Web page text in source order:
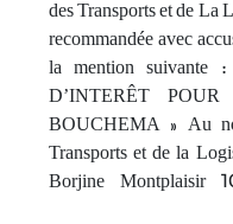
des Transports et de La
recommandée avec
la mention suivante
D’INTERÊT
BOUCHEMA » Au
Transports et de la
Borjine Montplaisir